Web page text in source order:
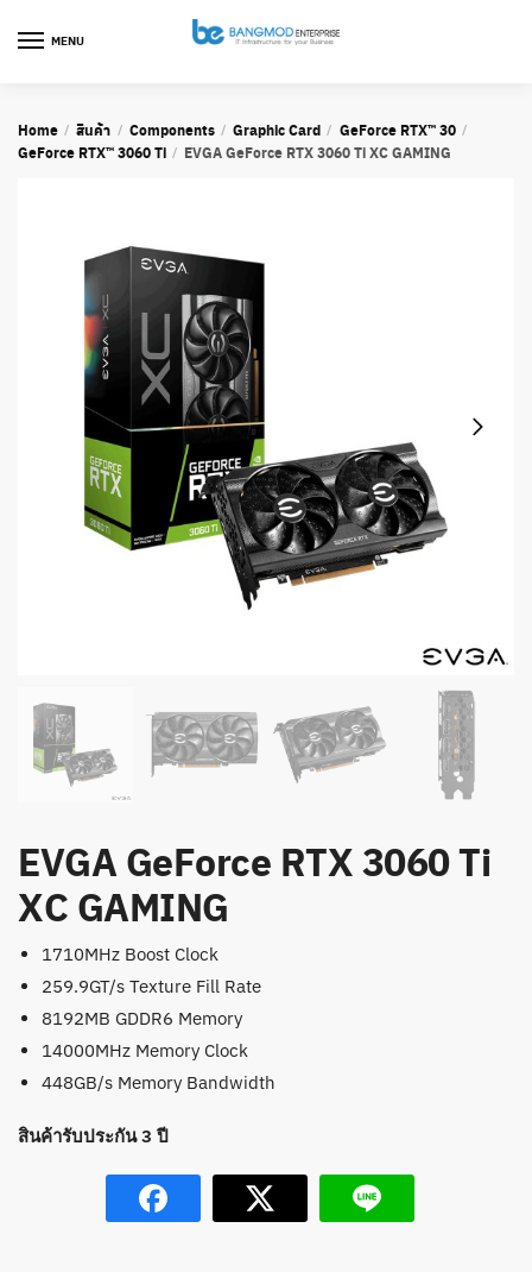
MENU
Home / สินค้า / Components / Graphic Card / GeForce RTX™ 30 /
GeForce RTX™ 3060 Ti / EVGA GeForce RTX 3060 Ti XC GAMING
EVGA GeForce RTX 3060 Ti
XC GAMING
1710MHz Boost Clock
259.9GT/s Texture Fill Rate
8192MB GDDR6 Memory
14000MHz Memory Clock
448GB/s Memory Bandwidth
สินค้ารับประกัน 3 ปี